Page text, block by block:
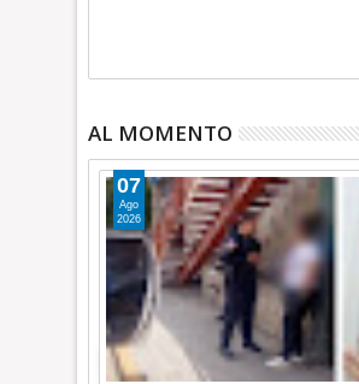
AL MOMENTO
07
Ago
2026